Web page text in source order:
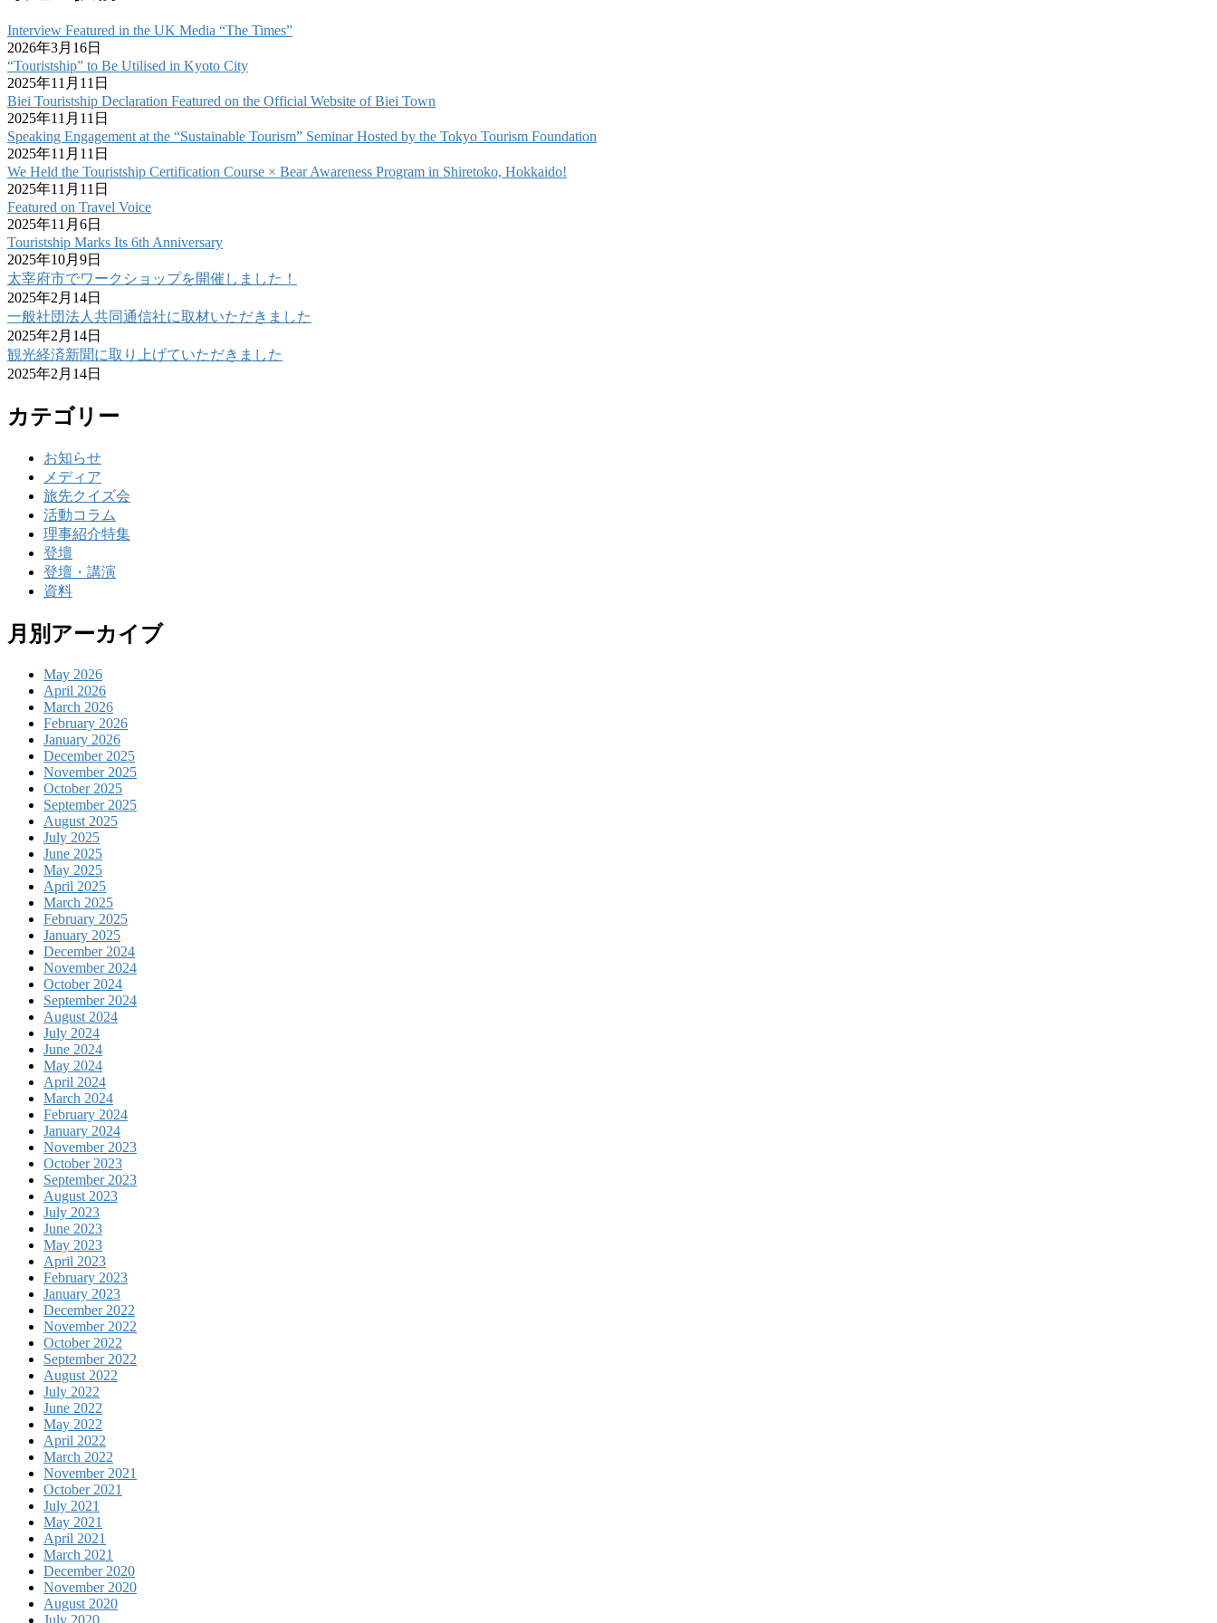
Interview Featured in the UK Media “The Times”
2026年3月16日
“Touristship” to Be Utilised in Kyoto City
2025年11月11日
Biei Touristship Declaration Featured on the Official Website of Biei Town
2025年11月11日
Speaking Engagement at the “Sustainable Tourism” Seminar Hosted by the Tokyo Tourism Foundation
2025年11月11日
We Held the Touristship Certification Course × Bear Awareness Program in Shiretoko, Hokkaido!
2025年11月11日
Featured on Travel Voice
2025年11月6日
Touristship Marks Its 6th Anniversary
2025年10月9日
太宰府市でワークショップを開催しました！
2025年2月14日
一般社団法人共同通信社に取材いただきました
2025年2月14日
観光経済新聞に取り上げていただきました
2025年2月14日
カテゴリー
お知らせ
メディア
旅先クイズ会
活動コラム
理事紹介特集
登壇
登壇・講演
資料
月別アーカイブ
May 2026
April 2026
March 2026
February 2026
January 2026
December 2025
November 2025
October 2025
September 2025
August 2025
July 2025
June 2025
May 2025
April 2025
March 2025
February 2025
January 2025
December 2024
November 2024
October 2024
September 2024
August 2024
July 2024
June 2024
May 2024
April 2024
March 2024
February 2024
January 2024
November 2023
October 2023
September 2023
August 2023
July 2023
June 2023
May 2023
April 2023
February 2023
January 2023
December 2022
November 2022
October 2022
September 2022
August 2022
July 2022
June 2022
May 2022
April 2022
March 2022
November 2021
October 2021
July 2021
May 2021
April 2021
March 2021
December 2020
November 2020
August 2020
July 2020